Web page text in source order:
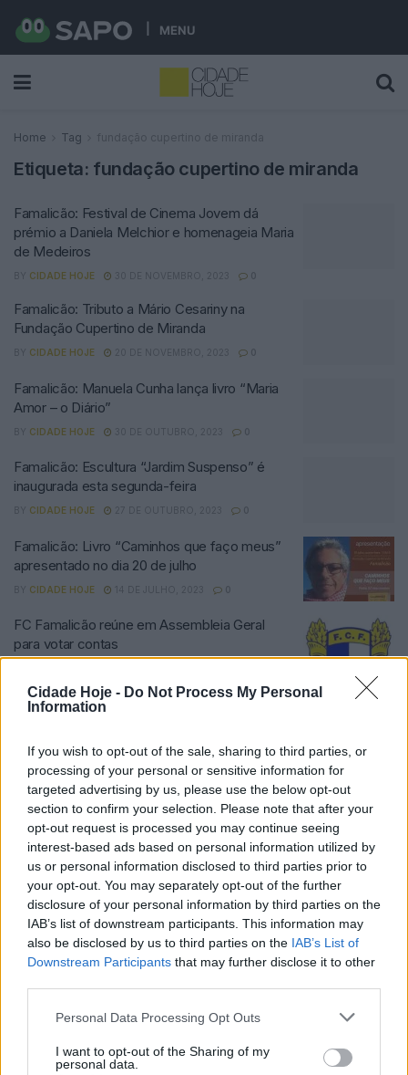
Cidade Hoje - Do Not Process My Personal
Information
If you wish to opt-out of the sale, sharing to third parties, or
processing of your personal or sensitive information for
targeted advertising by us, please use the below opt-out
section to confirm your selection. Please note that after your
opt-out request is processed you may continue seeing
interest-based ads based on personal information utilized by
us or personal information disclosed to third parties prior to
your opt-out. You may separately opt-out of the further
disclosure of your personal information by third parties on the
IAB’s list of downstream participants. This information may
also be disclosed by us to third parties on the IAB’s List of
Downstream Participants that may further disclose it to other
Personal Data Processing Opt Outs
I want to opt-out of the Sharing of my
personal data.
MENU
Home Tag fundação cupertino de miranda
Etiqueta: fundação cupertino de miranda
Famalicão: Festival de Cinema Jovem dá
prémio a Daniela Melchior e homenageia Maria
de Medeiros
BY CIDADE HOJE 30 DE NOVEMBRO, 2023 0
Famalicão: Tributo a Mário Cesariny na
Fundação Cupertino de Miranda
BY CIDADE HOJE 20 DE NOVEMBRO, 2023 0
Famalicão: Manuela Cunha lança livro “Maria
Amor – o Diário”
BY CIDADE HOJE 30 DE OUTUBRO, 2023 0
Famalicão: Escultura “Jardim Suspenso” é
inaugurada esta segunda-feira
BY CIDADE HOJE 27 DE OUTUBRO, 2023 0
Famalicão: Livro “Caminhos que faço meus”
apresentado no dia 20 de julho
BY CIDADE HOJE 14 DE JULHO, 2023 0
FC Famalicão reúne em Assembleia Geral
para votar contas
Famalicão: Investigadores e historiadores
CIDADE HOJE 19 DE NOVEMBRO, 2022 0
Famalicão: Encontros de Outono sobre
“Norma e Desvio na Ditadura”
CIDADE HOJE 7 DE NOVEMBRO, 2022 0
Famalicão: Ciclos de Música e Poesia
regressam à Fundação
CIDADE HOJE 22 DE MARÇO, 2022 0
FC Famalicão reforça campanha de restauro
dos azulejos da Fundação